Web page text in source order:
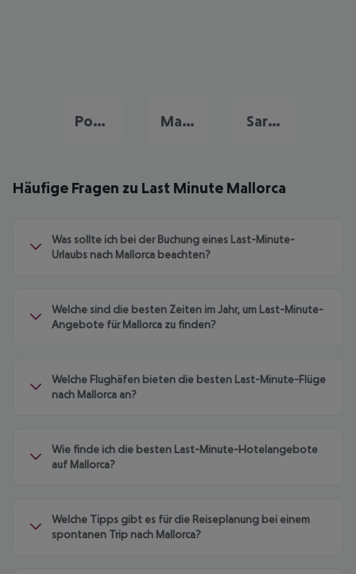
Portugal Urlaub Malta Last Minute Sardinien Last Minute
Häufige Fragen zu Last Minute Mallorca
Was sollte ich bei der Buchung eines Last-Minute-
Urlaubs nach Mallorca beachten?
Welche sind die besten Zeiten im Jahr, um Last-Minute-
Angebote für Mallorca zu finden?
Welche Flughäfen bieten die besten Last-Minute-Flüge
nach Mallorca an?
Wie finde ich die besten Last-Minute-Hotelangebote
auf Mallorca?
Welche Tipps gibt es für die Reiseplanung bei einem
spontanen Trip nach Mallorca?